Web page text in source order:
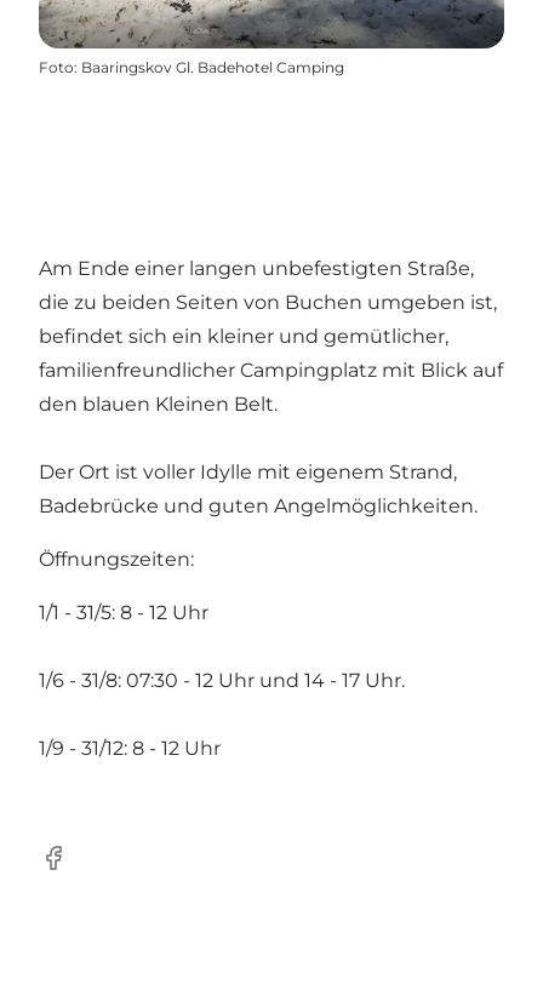
Foto: Baaringskov Gl. Badehotel Camping
Am Ende einer langen unbefestigten Straße,
die zu beiden Seiten von Buchen umgeben ist,
befindet sich ein kleiner und gemütlicher,
familienfreundlicher Campingplatz mit Blick auf
den blauen Kleinen Belt.
Der Ort ist voller Idylle mit eigenem Strand,
Badebrücke und guten Angelmöglichkeiten.
Öffnungszeiten:
1/1 - 31/5: 8 - 12 Uhr
1/6 - 31/8: 07:30 - 12 Uhr und 14 - 17 Uhr.
1/9 - 31/12: 8 - 12 Uhr
Facebook